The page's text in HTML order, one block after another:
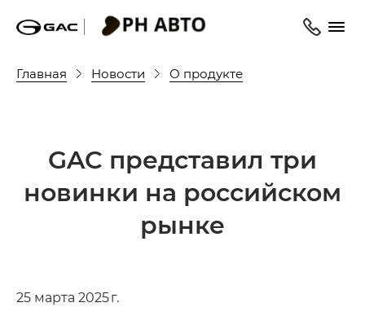
Главная Новости О продукте
GAC представил три
новинки на российском
рынке
25 марта 2025 г.